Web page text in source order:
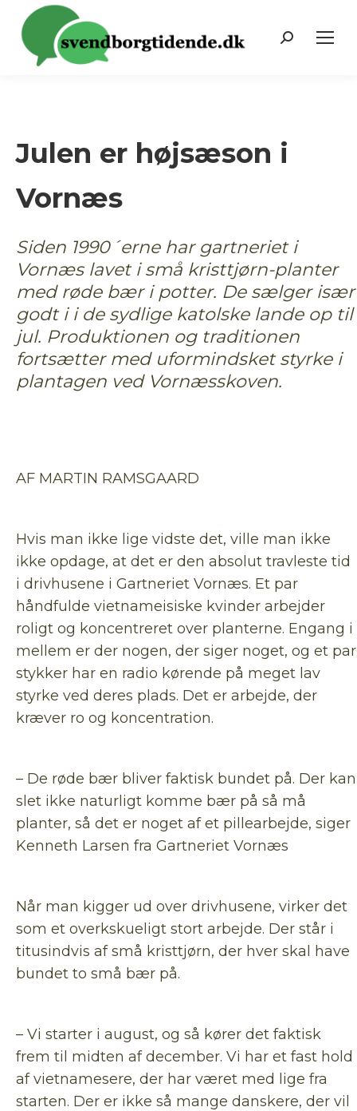
Search:
Julen er højsæson i
Vornæs
Siden 1990´erne har gartneriet i
Vornæs lavet i små kristtjørn-planter
med røde bær i potter. De sælger især
godt i i de sydlige katolske lande op til
jul. Produktionen og traditionen
fortsætter med uformindsket styrke i
plantagen ved Vornæsskoven.
AF MARTIN RAMSGAARD
Hvis man ikke lige vidste det, ville man ikke
ikke opdage, at det er den absolut travleste tid
i drivhusene i Gartneriet Vornæs. Et par
håndfulde vietnameisiske kvinder arbejder
roligt og koncentreret over planterne. Engang i
mellem er der nogen, der siger noget, og et par
stykker har en radio kørende på meget lav
styrke ved deres plads. Det er arbejde, der
kræver ro og koncentration.
– De røde bær bliver faktisk bundet på. Der kan
slet ikke naturligt komme bær på så må
planter, så det er noget af et pillearbejde, siger
Kenneth Larsen fra Gartneriet Vornæs
Når man kigger ud over drivhusene, virker det
som et overkskueligt stort arbejde. Der står i
titusindvis af små kristtjørn, der hver skal have
bundet to små bær på.
– Vi starter i august, og så kører det faktisk
frem til midten af december. Vi har et fast hold
af vietnamesere, der har været med lige fra
starten. Der er ikke så mange danskere, der vil